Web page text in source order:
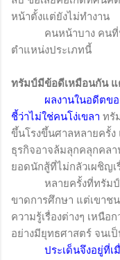
หน้าตั้งแต่ยังไม่ทำงาน
คนหน้าบาง คนที่หม
ตำแหน่งประเภทนี้
ทรัมป์มีข้อดีเหมือนกัน แ
ผลงานในอดีตข
ชี้ว่าไม่ใช่คนโง่เขลา ทรั
ขึ้นโรงขึ้นศาลหลายครั้
ธุรกิจอาจล้มลุกคลุกคล
ยอดนักสู้ที่ไม่กลัวเผชิญเ
หลายครั้งที่ทรัมป์แส
ขาดการศึกษา แต่เขาช
ความรู้เรื่องต่างๆ เหนือ
อย่างมียุทธศาสตร์ จนเ
ประเด็นจึงอยู่ที่